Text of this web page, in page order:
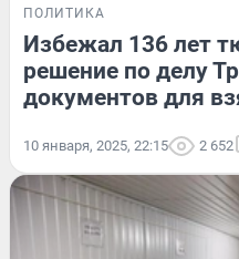
ПОЛИТИКА
Избежал 136 лет
решение по делу
документов для
10 января, 2025, 22:15 2 652